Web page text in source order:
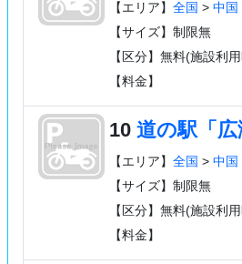
【エリア】 全国 > 中国
【サイズ】制限無
【区分】無料(施設利
【料金】
10 道の駅「広
【エリア】 全国 > 中国
【サイズ】制限無
【区分】無料(施設利
【料金】